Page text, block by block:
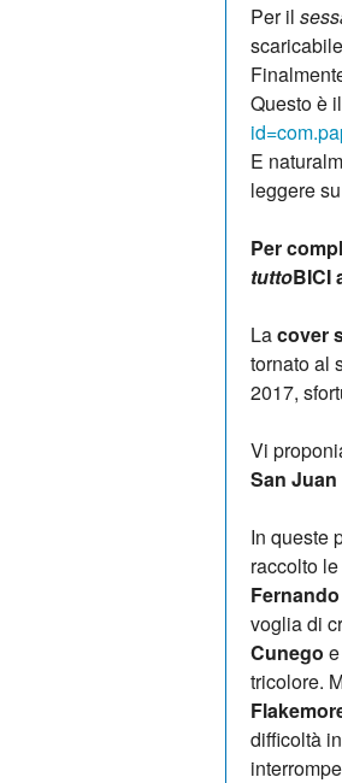
Per il
Questo è
E
leggere
Per
tuttoBICI
Lacover
tornato al
2017,
Vi
San Juan
In queste
raccolto
voglia di
Cunego
tricolore.
difficoltà